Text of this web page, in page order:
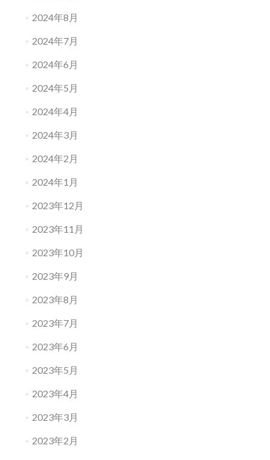
2024年8月
2024年7月
2024年6月
2024年5月
2024年4月
2024年3月
2024年2月
2024年1月
2023年12月
2023年11月
2023年10月
2023年9月
2023年8月
2023年7月
2023年6月
2023年5月
2023年4月
2023年3月
2023年2月